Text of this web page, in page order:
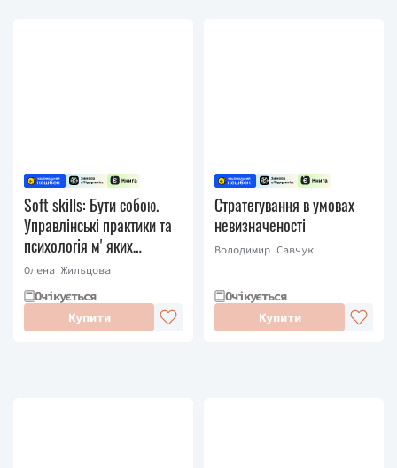
Soft skills: Бути собою.
Управлінські практики та
психологія мʼяких
навичок
Олена Жильцова
Очікується
Купити
Стратегування в умовах
невизначеності
Володимир Савчук
Очікується
Купити